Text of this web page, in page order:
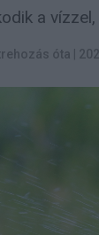
a
óta